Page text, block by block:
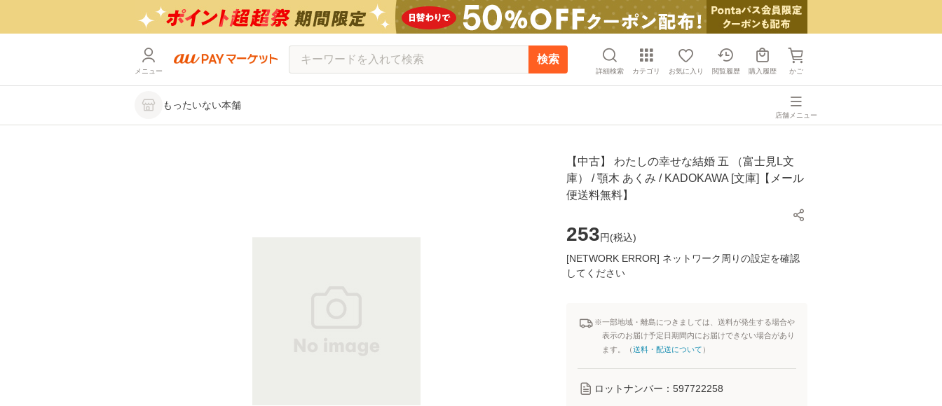
メニュー
検索
詳細検索 カテゴリ お気に入り 閲覧履歴 購入履歴 かご
もったいない本舗
店舗メニュー
【中古】 わたしの幸せな結婚 五 （富士見L文
庫） / 顎木 あくみ / KADOKAWA [文庫]【メール
便送料無料】
253円(税込)
[NETWORK ERROR] ネットワーク周りの設定を確認
してください
※一部地域・離島につきましては、送料が発生する場合や
表示のお届け予定日期間内にお届けできない場合があり
ます。（送料・配送について ）
ロットナンバー： 597722258